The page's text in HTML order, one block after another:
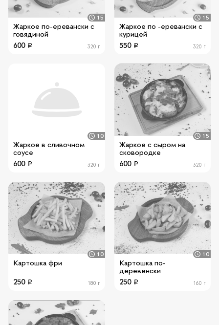
15
Жаркое по-еревански с
говядиной
600 320 г
15
Жаркое по -еревански с
курицей
550 320 г
10
Жаркое в сливочном
соусе
600 320 г
15
Жаркое с сыром на
сковородке
600 320 г
10
Картошка фри
250 180 г
10
Картошка по-
деревенски
250 160 г